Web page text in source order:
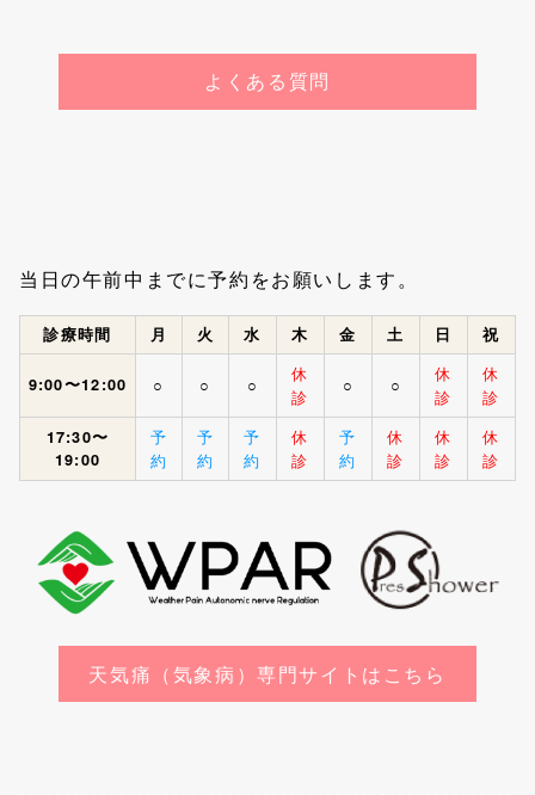
よくある質問
当日の午前中までに予約をお願いします。
診療時間 月 火 水 木 金 土 日 祝
9:00〜12:00 ○ ○ ○
休
診
○ ○
休
診
休
診
17:30〜
19:00
予
約
予
約
予
約
休
診
予
約
休
診
休
診
休
診
天気痛（気象病）専門サイトはこちら